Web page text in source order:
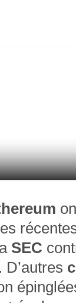
les
SEC
. D’autres